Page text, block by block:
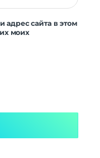
адрес сайта в этом
моих